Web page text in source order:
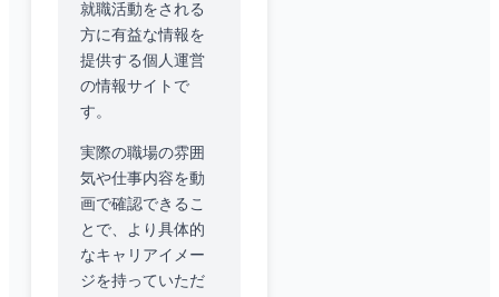
就職活動をされる
方に有益な情報を
提供する個人運営
の情報サイトで
す。
実際の職場の雰囲
気や仕事内容を動
画で確認できるこ
とで、より具体的
なキャリアイメー
ジを持っていただ